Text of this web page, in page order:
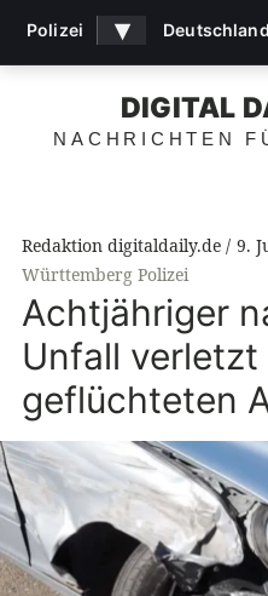
DIGITAL
NACHRICHTEN
Redaktion digitaldaily.de 9.
Württemberg Polizei
Achtjähriger
Unfall verletzt
geflüchteten
Polizei ▾